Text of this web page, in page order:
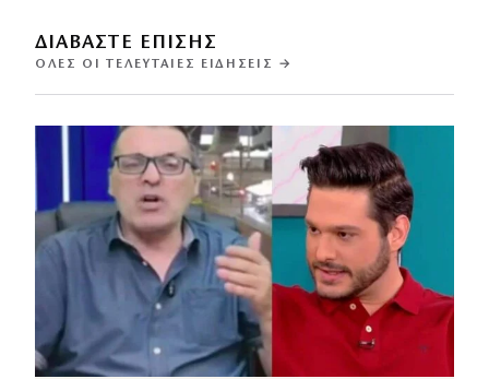
ΔΙΑΒΑΣΤΕ ΕΠΙΣΗΣ
ΌΛΕΣ ΟΙ ΤΕΛΕΥΤΑΊΕΣ ΕΙΔΉΣΕΙΣ →